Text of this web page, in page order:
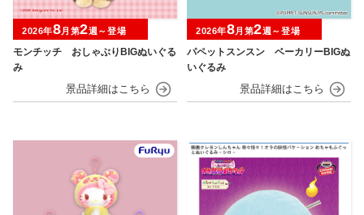
モンチッチ おしゃぶりBIGぬいぐる
み
2026年8月第2週～登場
パペットスンスン ベーカリーBIGぬ
いぐるみ
2026年8月第2週～登場